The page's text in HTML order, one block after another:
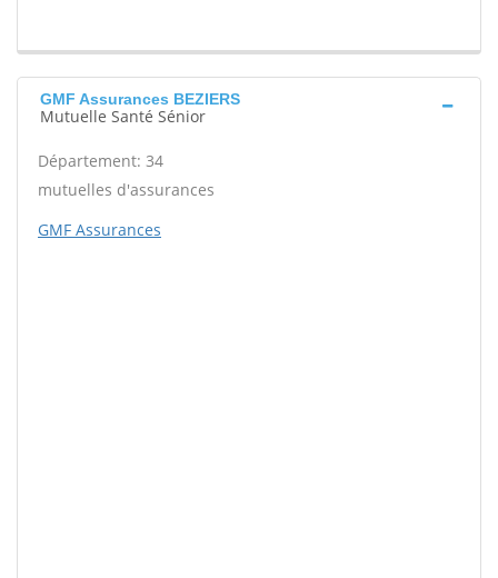
GMF Assurances BEZIERS
Mutuelle Santé Sénior
Département: 34
mutuelles d'assurances
GMF Assurances